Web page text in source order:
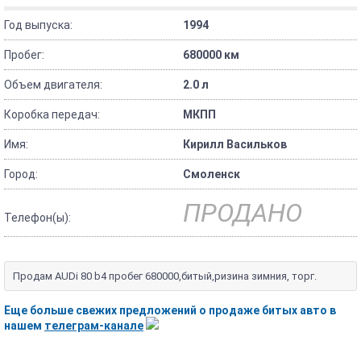
Год выпуска: 1994
Пробег: 680000 км
Объем двигателя: 2.0 л
Коробка передач: МКПП
Имя: Кирилл Васильков
Город: Смоленск
Телефон(ы): ПРОДАНО
Продам AUDi 80 b4 пробег 680000,битый,ризина зимния, торг.
Еще больше свежих предложений о продаже битых авто в
нашем телеграм-канале